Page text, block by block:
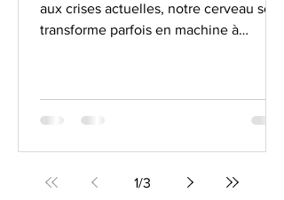
aux crises actuelles, notre cerveau se
transforme parfois en machine à
voyant d’une voiture, elle nous invite à
Apprenez à décoder vos émotions et à
retrouver la sérénité au quotidien.
1/3